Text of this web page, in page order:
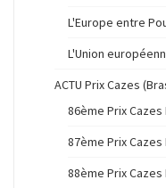
L'Europe entre
L'Union
ACTU Prix Cazes
86ème Prix
87ème Prix
88ème Prix